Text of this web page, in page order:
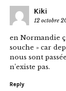
Kiki
12 octobre
en Normandie
souche » car
nous sont
n’existe pas.
Reply